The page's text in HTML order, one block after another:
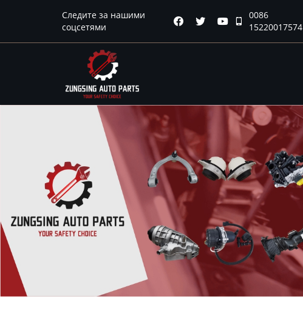
Следите за нашими
соцсетями
   
0086
15220017574
Продукция
О нас